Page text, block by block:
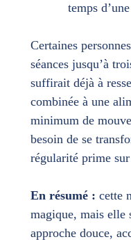
temps
Certaines
séances jusqu’à
suffirait déjà à
combinée à une
minimum de
besoin de se
régularité prime
En résumé : cette
magique, mais elle
approche douce,